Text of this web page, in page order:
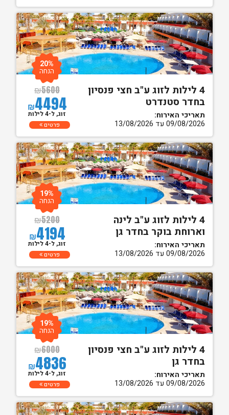
4 לילות לזוג ע"ב חצי פנסיון
בחדר סטנדרט
תאריכי האירוח:
09/08/2026 עד 13/08/2026
₪5600
₪4494
20%
הנחה
זוג, ל-4 לילות
פרטים
4 לילות לזוג ע"ב לינה
וארוחת בוקר בחדר גן
תאריכי האירוח:
09/08/2026 עד 13/08/2026
₪5200
₪4194
19%
הנחה
זוג, ל-4 לילות
פרטים
4 לילות לזוג ע"ב חצי פנסיון
בחדר גן
תאריכי האירוח:
09/08/2026 עד 13/08/2026
₪6000
₪4836
19%
הנחה
זוג, ל-4 לילות
פרטים